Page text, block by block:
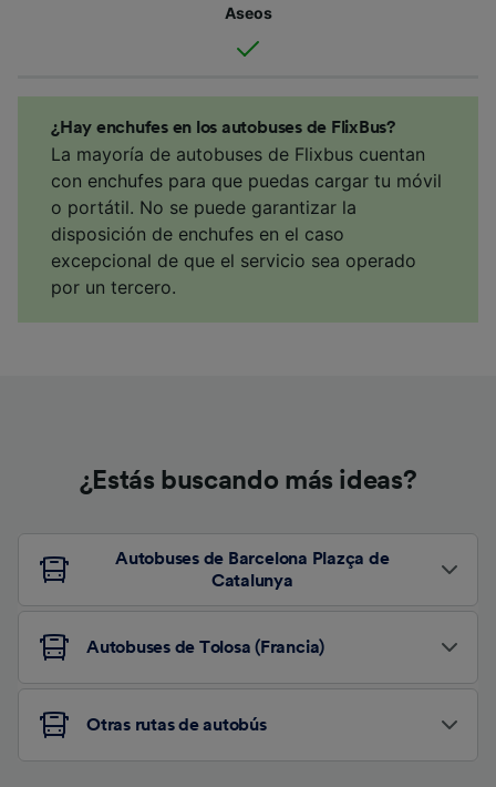
Aseos
¿Hay enchufes en los autobuses de FlixBus?
La mayoría de autobuses de Flixbus cuentan
con enchufes para que puedas cargar tu móvil
o portátil. No se puede garantizar la
disposición de enchufes en el caso
excepcional de que el servicio sea operado
por un tercero.
¿Estás buscando más ideas?
Autobuses de Barcelona Plazça de
Catalunya
Autobuses de Tolosa (Francia)
Otras rutas de autobús